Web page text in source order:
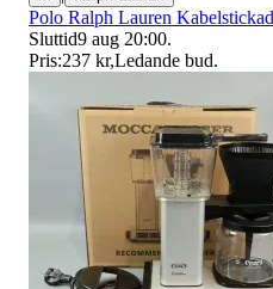
Polo Ralph Lauren
Sluttid9 aug 20:00.
Pris:237 kr,Ledande bud.